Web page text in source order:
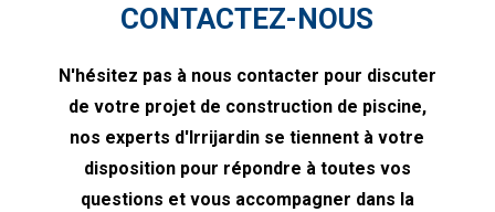
CONTACTEZ-NOUS
N'hésitez pas à nous contacter pour discuter
de votre projet de construction de piscine,
nos experts d'Irrijardin se tiennent à votre
disposition pour répondre à toutes vos
questions et vous accompagner dans la